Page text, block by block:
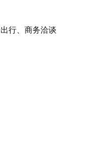
行、商务洽谈